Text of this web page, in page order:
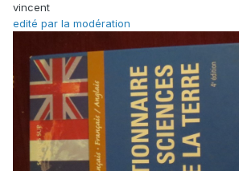
vincent
edité par la modération